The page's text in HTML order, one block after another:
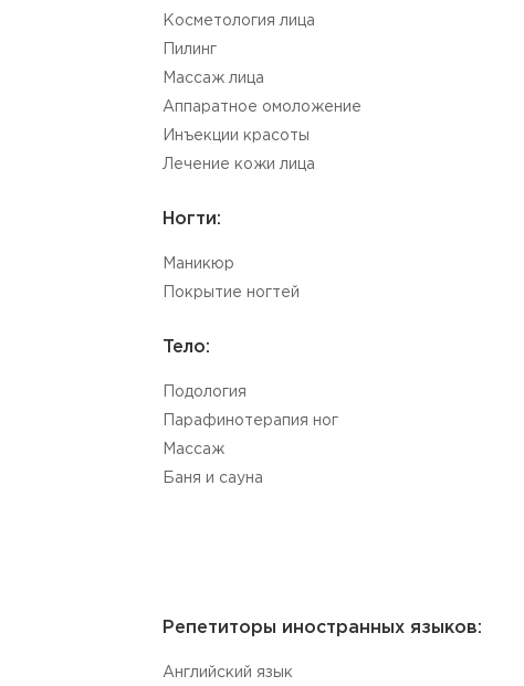
Косметология лица
Пилинг
Массаж лица
Аппаратное омоложение
Инъекции красоты
Лечение кожи лица
Ногти:
Маникюр
Покрытие ногтей
Тело:
Подология
Парафинотерапия ног
Массаж
Баня и сауна
Репетиторы иностранных языков:
Английский язык